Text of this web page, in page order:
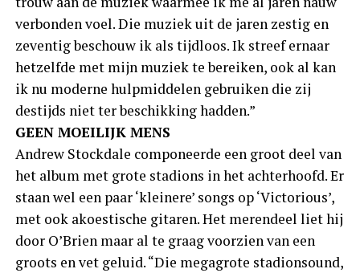
verbonden voel. Die muziek uit de jaren zestig en
zeventig beschouw ik als tijdloos. Ik streef ernaar
hetzelfde met mijn muziek te bereiken, ook al kan
ik nu moderne hulpmiddelen gebruiken die zij
destijds niet ter beschikking hadden.”
GEEN MOEILIJK MENS
Andrew Stockdale componeerde een groot deel van
het album met grote stadions in het achterhoofd. Er
staan wel een paar ‘kleinere’ songs op ‘Victorious’,
met ook akoestische gitaren. Het merendeel liet hij
door O’Brien maar al te graag voorzien van een
groots en vet geluid. “Die megagrote stadionsound,